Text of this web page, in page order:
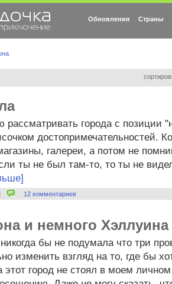
Обновления Страны
города с позиции
достопримечательностей.
галереи, а потом не
ты не был там-то, то ты не
12 комментариев
и немного Хэллуина
бы не подумала что три
изменить взгляд на то, где бы
этот город не стоял в моем